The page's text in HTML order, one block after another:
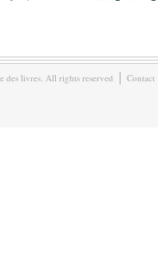
livres. All rights reserved Contact